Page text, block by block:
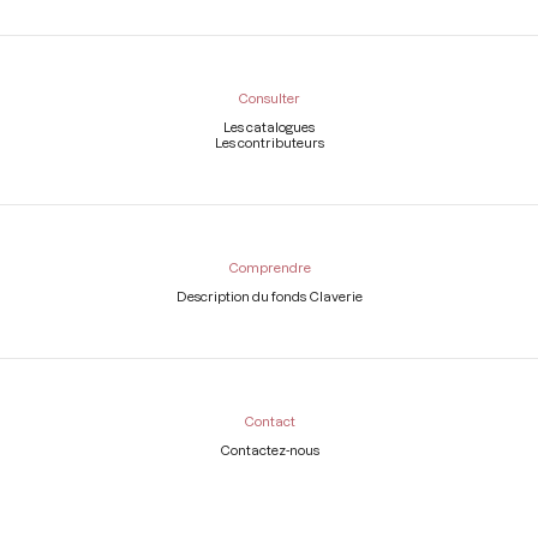
Consulter
Les catalogues
Les contributeurs
Comprendre
Description du fonds Claverie
Contact
Contactez-nous